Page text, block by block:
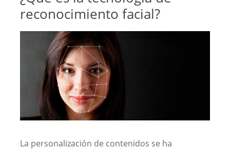
reconocimiento facial?
La personalización de contenidos se ha